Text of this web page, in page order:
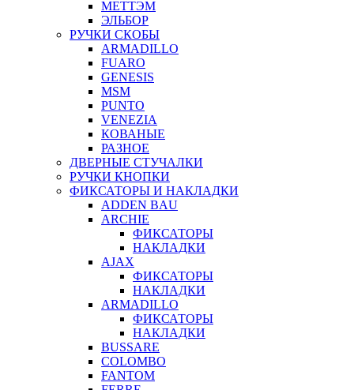
МЕТТЭМ
ЭЛЬБОР
РУЧКИ СКОБЫ
ARMADILLO
FUARO
GENESIS
MSM
PUNTO
VENEZIA
КОВАНЫЕ
РАЗНОЕ
ДВЕРНЫЕ СТУЧАЛКИ
РУЧКИ КНОПКИ
ФИКСАТОРЫ И НАКЛАДКИ
ADDEN BAU
ARCHIE
ФИКСАТОРЫ
НАКЛАДКИ
AJAX
ФИКСАТОРЫ
НАКЛАДКИ
ARMADILLO
ФИКСАТОРЫ
НАКЛАДКИ
BUSSARE
COLOMBO
FANTOM